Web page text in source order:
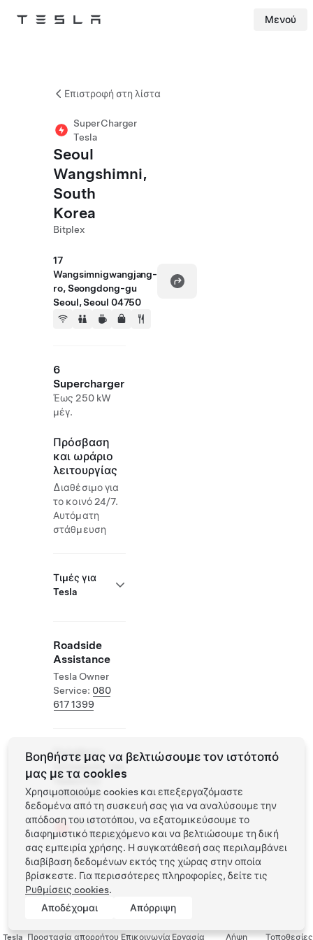
Tesla Μενού
Επιστροφή στη λίστα
SuperCharger
Tesla
Seoul
Wangshimni,
South
Korea
Bitplex
17
Wangsimnigwangjang-
ro, Seongdong-gu
Seoul, Seoul 04750
6
Supercharger
Έως 250 kW
μέγ.
Πρόσβαση
και ωράριο
λειτουργίας
Διαθέσιμο για
το κοινό 24/7.
Αυτόματη
στάθμευση
Τιμές για
Tesla
Roadside
Assistance
Tesla Owner
Service: 080
617 1399
Πρόσθετες
λειτουργίες της
Tesla στην
τοποθεσία
Φορτιστής
προορισμού
Tesla Προστασία απορρήτου Επικοινωνία Εργασία Λήψη Τοποθεσίες
Βοηθήστε μας να βελτιώσουμε τον ιστότοπό
μας με τα cookies
Χρησιμοποιούμε cookies και επεξεργαζόμαστε
δεδομένα από τη συσκευή σας για να αναλύσουμε την
απόδοση του ιστοτόπου, να εξατομικεύσουμε το
διαφημιστικό περιεχόμενο και να βελτιώσουμε τη δική
σας εμπειρία χρήσης. Η συγκατάθεσή σας περιλαμβάνει
διαβίβαση δεδομένων εκτός της χώρας στην οποία
βρίσκεστε. Για περισσότερες πληροφορίες, δείτε τις
Ρυθμίσεις cookies.
Αποδέχομαι
Απόρριψη